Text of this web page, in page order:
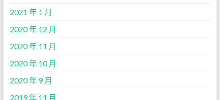
2021 年 1 月
2020 年 12 月
2020 年 11 月
2020 年 10 月
2020 年 9 月
2019 年 11 月